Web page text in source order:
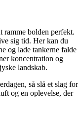
bolden perfekt.
sig tid. Her kan du
og lade tankerne falde
koncentration og
landskab.
så slå et slag for
og en oplevelse, der